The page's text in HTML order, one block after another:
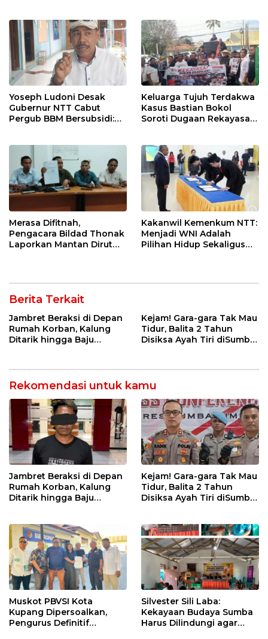
Yoseph Ludoni Desak
Gubernur NTT Cabut
Pergub BBM Bersubsidi:
Keluarga Tujuh Terdakwa
Kasus Bastian Bokol
Soroti Dugaan Rekayasa
Merasa Difitnah,
Pengacara Bildad Thonak
Laporkan Mantan Dirut
Kakanwil Kemenkum NTT:
Menjadi WNI Adalah
Pilihan Hidup Sekaligus
Berita Terkait
Jambret Beraksi di Depan
Rumah Korban, Kalung
Ditarik hingga Baju
Kejam! Gara-gara Tak Mau
Tidur, Balita 2 Tahun
Disiksa Ayah Tiri diSumba
hingga Direndam Air Es
Rekomendasi untuk kamu
Jambret Beraksi di Depan
Rumah Korban, Kalung
Ditarik hingga Baju
Kejam! Gara-gara Tak Mau
Tidur, Balita 2 Tahun
Disiksa Ayah Tiri diSumba
hingga Direndam Air Es
Muskot PBVSI Kota
Kupang Dipersoalkan,
Pengurus Definitif
Silvester Sili Laba:
Kekayaan Budaya Sumba
Harus Dilindungi agar